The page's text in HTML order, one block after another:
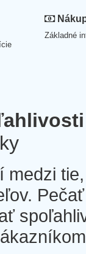
Základné
medzi